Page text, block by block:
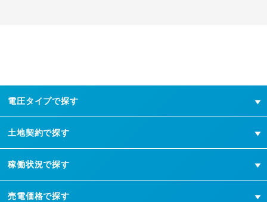
電圧タイプで探す
土地契約で探す
稼働状況で探す
売電価格で探す